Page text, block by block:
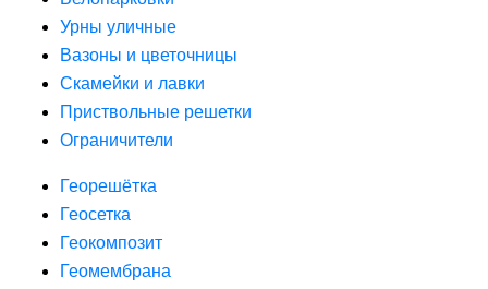
Урны уличные
Вазоны и цветочницы
Скамейки и лавки
Приствольные решетки
Ограничители
Георешётка
Геосетка
Геокомпозит
Геомембрана